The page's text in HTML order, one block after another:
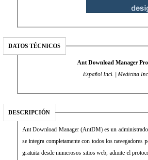
DATOS TÉCNICOS
Ant Download Manager
Español Incl. | Medicina
DESCRIPCIÓN
Ant Download Manager (AntDM) es un
se integra completamente con todos los
gratuita desde numerosos sitios web, admite el